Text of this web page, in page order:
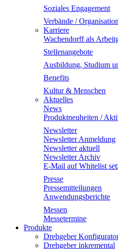
Soziales Engagement
Verbände /
Karriere
Wachendorff als
Stellenangebote
Ausbildung, Studium
Benefits
Kultur & Menschen
Aktuelles
News
Produktneuheiten /
Newsletter
Newsletter Anmeldung
Newsletter aktuell
Newsletter Archiv
E-Mail auf Whitelist
Presse
Pressemitteilungen
Anwendungsberichte
Messen
Messetermine
Produkte
Drehgeber
Drehgeber inkremental